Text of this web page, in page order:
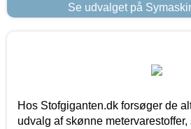
Se udvalget på
Hos Stofgiganten.dk forsøger de
udvalg af skønne